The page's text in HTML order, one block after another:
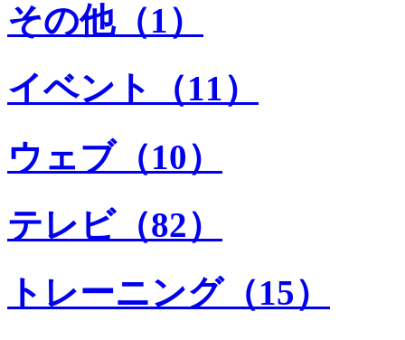
その他（1）
イベント（11）
ウェブ（10）
テレビ（82）
トレーニング（15）